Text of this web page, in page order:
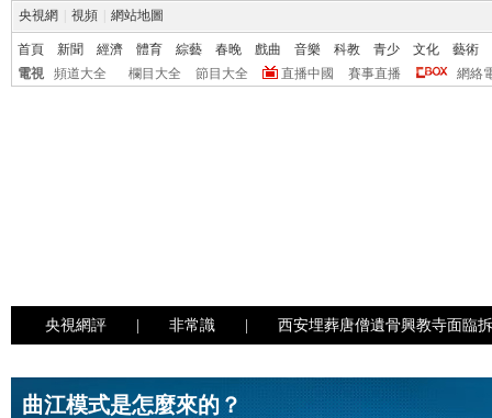
央視網 視頻 網站地圖
首頁 新聞 經濟 體育 綜藝 春晚 戲曲 音樂 科教 青少 文化
藝術
電視
頻道大全 欄目大全 節目大全 直播中國 賽事直播 網絡
央視網評 非常識 西安埋葬唐僧遺骨興教寺面臨
曲江模式是怎麼來的？